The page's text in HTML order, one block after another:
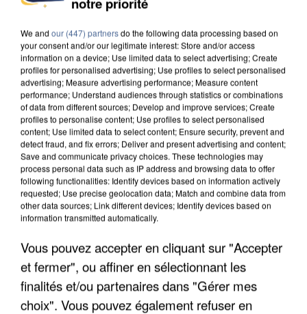
DE FAUNE SAUVAGE SONT...
L’UN DES FONDATEURS SUPPOSÉS DE LA DZ
MAFIA INTERPELLÉ EN ALGÉRIE
We and our (447) partnersdo the following data processing based on
your consent and/or our legitimate interest: Store and/or access
information on a device; Use limited data to select advertising; Create
profiles for personalised advertising; Use profiles to select personalised
advertising; Measure advertising performance; Measure content
performance; Understand audiences through statistics or combinations
of data from different sources; Develop and improve services; Create
profiles to personalise content; Use profiles to select personalised
content; Use limited data to select content; Ensure security, prevent and
detect fraud, and fix errors; Deliver and present advertising and content;
Save and communicate privacy choices. These technologies may
process personal data such as IP address and browsing data to offer
following functionalities: Identify devices based on information actively
requested; Use precise geolocation data; Match and combine data from
other data sources; Link different devices; Identify devices based on
information transmitted automatically.
Vous pouvez accepter en cliquant sur "Accepter
et fermer", ou affiner en sélectionnant les
finalités et/ou partenaires dans "Gérer mes
choix". Vous pouvez également refuser en